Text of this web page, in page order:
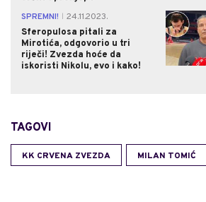
SPREMNI!
24.11.2023.
Sferopulosa pitali za
Mirotića, odgovorio u tri
riječi! Zvezda hoće da
iskoristi Nikolu, evo i kako!
TAGOVI
KK CRVENA ZVEZDA MILAN TOMIĆ